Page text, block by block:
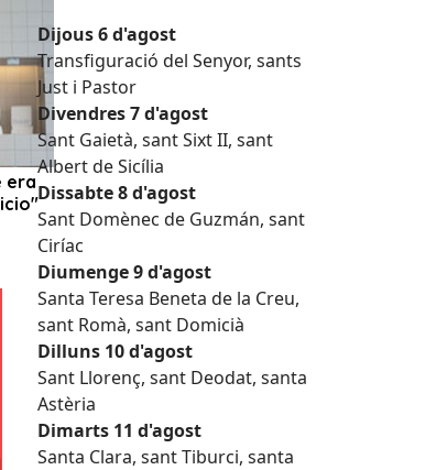
Dijous 6 d'agost
Transfiguració del Senyor, sants
Just i Pastor
Divendres 7 d'agost
Sant Gaietà, sant Sixt II, sant
Albert de Sicília
Dissabte 8 d'agost
Sant Domènec de Guzmán, sant
Ciríac
Diumenge 9 d'agost
Santa Teresa Beneta de la Creu,
sant Romà, sant Domicià
Dilluns 10 d'agost
Sant Llorenç, sant Deodat, santa
Astèria
Dimarts 11 d'agost
Santa Clara, sant Tiburci, santa